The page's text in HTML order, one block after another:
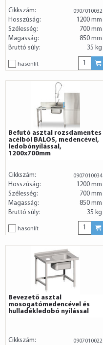
Cikkszám: 0907010032
Hosszúság:
1200 mm
Szélesség:
700 mm
Magasság:
850 mm
Bruttó súly:
35 kg
hasonlít
Befutó asztal rozsdamentes
acélból BALOS, medencével,
ledobónyílással,
1200x700mm
Cikkszám: 0907010034
Hosszúság:
1200 mm
Szélesség:
700 mm
Magasság:
850 mm
Bruttó súly:
35 kg
hasonlít
Bevezető asztal
mosogatómedencével és
hulladékledobó nyílással
Cikkszám: 0907010022